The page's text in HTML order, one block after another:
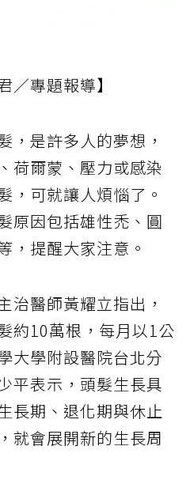
／專題報導】
，是許多人的夢想，
荷爾蒙、壓力或感染
，可就讓人煩惱了。
原因包括雄性禿、圓
，提醒大家注意。
治醫師黃耀立指出，
約10萬根，每月以1公
大學附設醫院台北分
平表示，頭髮生長具
長期、退化期與休止
就會展開新的生長周